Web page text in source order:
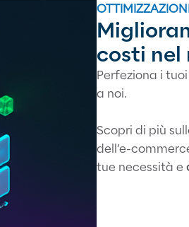
costi nel
Perfeziona i
a noi.
Scopri di più
dell’e-
tue necessità e